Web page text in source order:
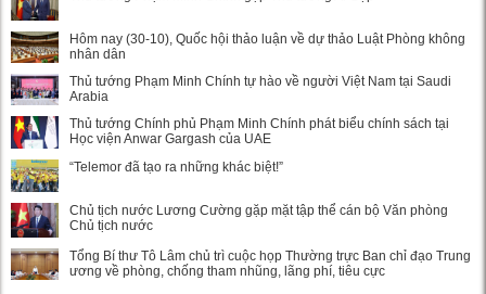
Hôm nay (30-10), Quốc hội thảo luận về dự thảo Luật Phòng không
nhân dân
Thủ tướng Phạm Minh Chính tự hào về người Việt Nam tại Saudi
Arabia
Thủ tướng Chính phủ Phạm Minh Chính phát biểu chính sách tại
Học viện Anwar Gargash của UAE
“Telemor đã tạo ra những khác biệt!”
Chủ tịch nước Lương Cường gặp mặt tập thể cán bộ Văn phòng
Chủ tịch nước
Tổng Bí thư Tô Lâm chủ trì cuộc họp Thường trực Ban chỉ đạo Trung
ương về phòng, chống tham nhũng, lãng phí, tiêu cực